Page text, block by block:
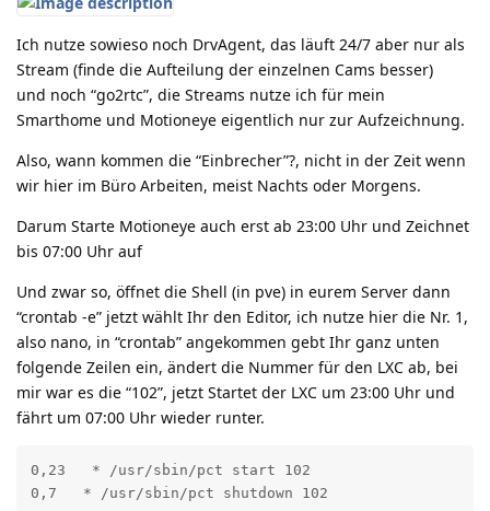
Ich nutze sowieso noch DrvAgent, das läuft 24/7 aber nur als
Stream (finde die Aufteilung der einzelnen Cams besser)
und noch “go2rtc”, die Streams nutze ich für mein
Smarthome und Motioneye eigentlich nur zur Aufzeichnung.
Also, wann kommen die “Einbrecher”?, nicht in der Zeit wenn
wir hier im Büro Arbeiten, meist Nachts oder Morgens.
Darum Starte Motioneye auch erst ab 23:00 Uhr und Zeichnet
bis 07:00 Uhr auf
Und zwar so, öffnet die Shell (in pve) in eurem Server dann
“crontab -e” jetzt wählt Ihr den Editor, ich nutze hier die Nr. 1,
also nano, in “crontab” angekommen gebt Ihr ganz unten
folgende Zeilen ein, ändert die Nummer für den LXC ab, bei
mir war es die “102”, jetzt Startet der LXC um 23:00 Uhr und
fährt um 07:00 Uhr wieder runter.
0,23   * /usr/sbin/pct start 102
0,7   * /usr/sbin/pct shutdown 102